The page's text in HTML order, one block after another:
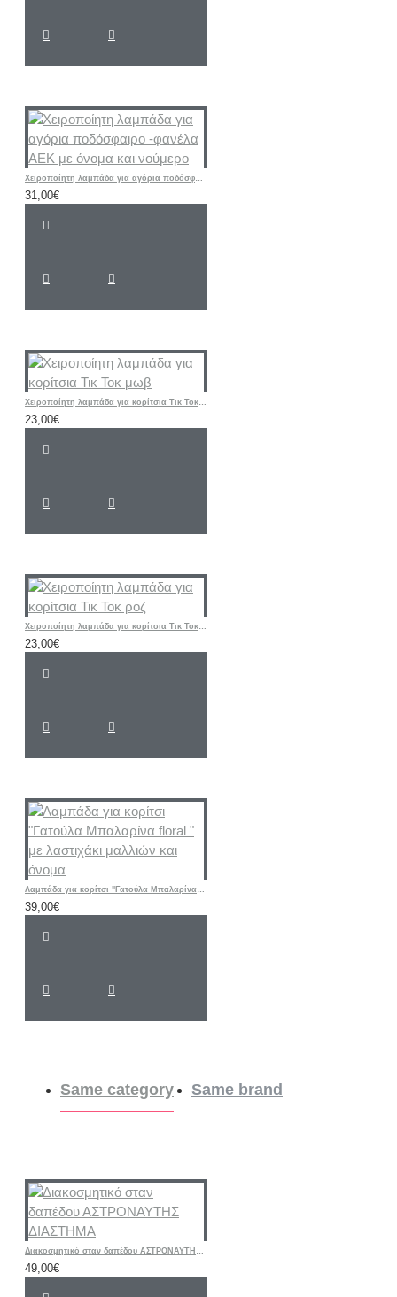
Χειροποίητη λαμπάδα για αγόρια ποδόσφαιρο -φανέλα ΑΕΚ με όνομα και νούμερο
31,00€
Χειροποίητη λαμπάδα για κορίτσια Τικ Τοκ μωβ
23,00€
Χειροποίητη λαμπάδα για κορίτσια Τικ Τοκ ροζ
23,00€
Λαμπάδα για κορίτσι "Γατούλα Μπαλαρίνα floral " με λαστιχάκι μαλλιών και όνομα
39,00€
Same category Same brand
Διακοσμητικό σταν δαπέδου ΑΣΤΡΟΝΑΥΤΗΣ ΔΙΑΣΤΗΜΑ
49,00€